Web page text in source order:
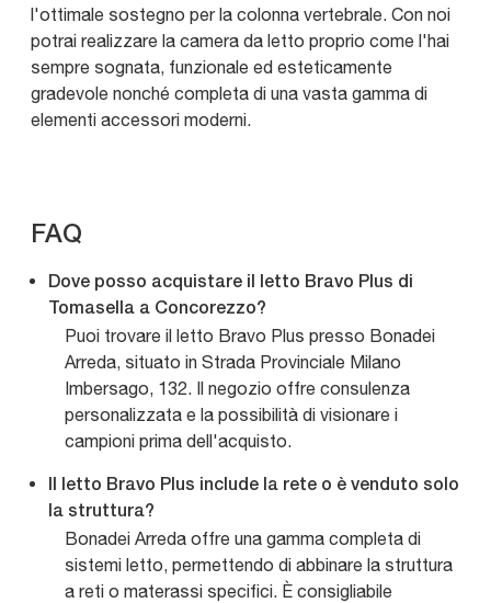
l'ottimale sostegno per la colonna vertebrale. Con noi
potrai realizzare la camera da letto proprio come l'hai
sempre sognata, funzionale ed esteticamente
gradevole nonché completa di una vasta gamma di
elementi accessori moderni.
FAQ
Dove posso acquistare il letto Bravo Plus di
Tomasella a Concorezzo?
Puoi trovare il letto Bravo Plus presso Bonadei
Arreda, situato in Strada Provinciale Milano
Imbersago, 132. Il negozio offre consulenza
personalizzata e la possibilità di visionare i
campioni prima dell'acquisto.
Il letto Bravo Plus include la rete o è venduto solo
la struttura?
Bonadei Arreda offre una gamma completa di
sistemi letto, permettendo di abbinare la struttura
a reti o materassi specifici. È consigliabile